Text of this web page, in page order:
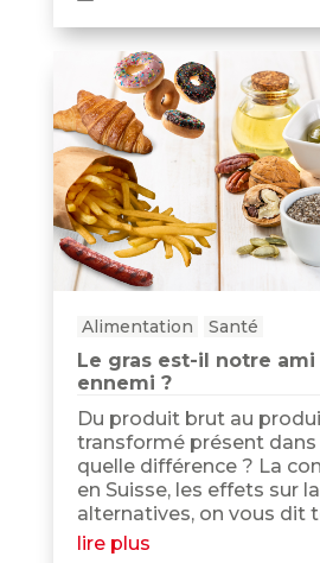
Alimentation Santé
Le gras est-il notre
ennemi ?
Du produit brut au
transformé présent dans
quelle différence ? La
en Suisse, les effets sur
alternatives, on vous dit
lire plus